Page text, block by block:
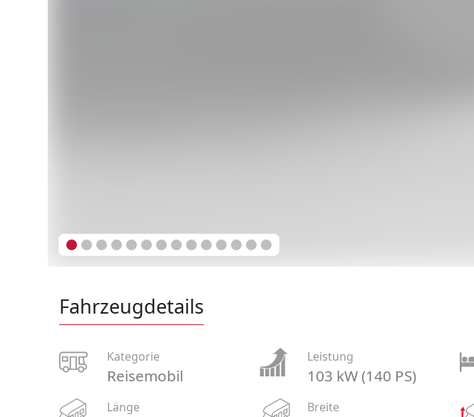
Fahrzeugdetails
Kategorie
Reisemobil
Leistung
103 kW (140 PS)
Länge Breite